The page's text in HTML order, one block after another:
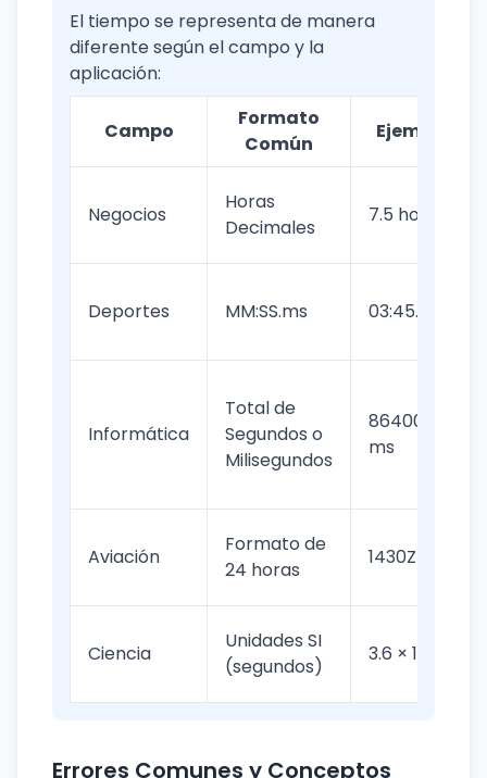
El tiempo se representa de manera
diferente según el campo y la
aplicación:
Campo
Formato
Común
Ejemplo
Negocios
Horas
Decimales
7.5 horas
Deportes MM:SS.ms 03:45.82
Informática
Total de
Segundos o
Milisegundos
86400000
ms
Aviación
Formato de
24 horas
1430Z
Ciencia
Unidades SI
(segundos)
3.6 × 10³ s
Errores Comunes y Conceptos